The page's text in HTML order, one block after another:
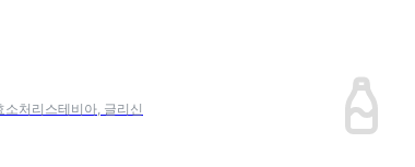
처리스테비아, 글리신